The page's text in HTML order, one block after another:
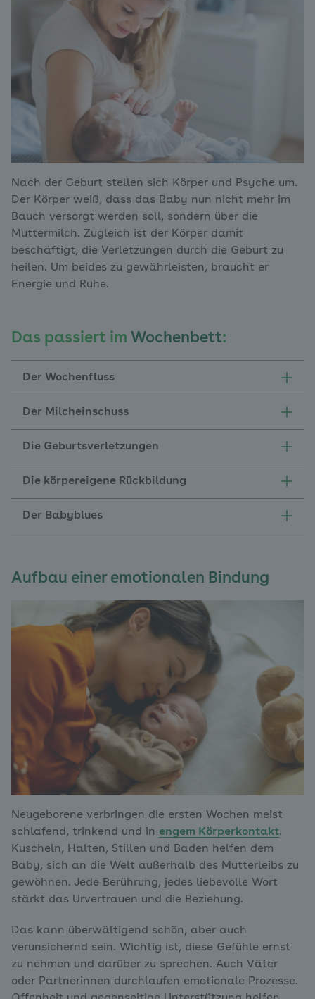
Nach der Geburt stellen sich Körper und Psyche um.
Der Körper weiß, dass das Baby nun nicht mehr im
Bauch versorgt werden soll, sondern über die
Muttermilch. Zugleich ist der Körper damit
beschäftigt, die Verletzungen durch die Geburt zu
heilen. Um beides zu gewährleisten, braucht er
Energie und Ruhe.
Das passiert im Wochenbett:
Der Wochenfluss
Der Milcheinschuss
Die Geburtsverletzungen
Die körpereigene Rückbildung
Der Babyblues
Aufbau einer emotionalen Bindung
Neugeborene verbringen die ersten Wochen meist
schlafend, trinkend und in engem Körperkontakt.
Kuscheln, Halten, Stillen und Baden helfen dem
Baby, sich an die Welt außerhalb des Mutterleibs zu
gewöhnen. Jede Berührung, jedes liebevolle Wort
stärkt das Urvertrauen und die Beziehung.
Das kann überwältigend schön, aber auch
verunsichernd sein. Wichtig ist, diese Gefühle ernst
zu nehmen und darüber zu sprechen. Auch Väter
oder Partnerinnen durchlaufen emotionale Prozesse.